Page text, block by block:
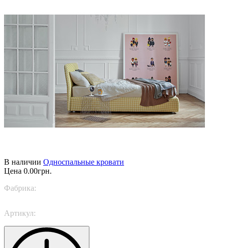
В наличии Односпальные кровати
Цена 0.00грн.
Фабрика:
Артикул: